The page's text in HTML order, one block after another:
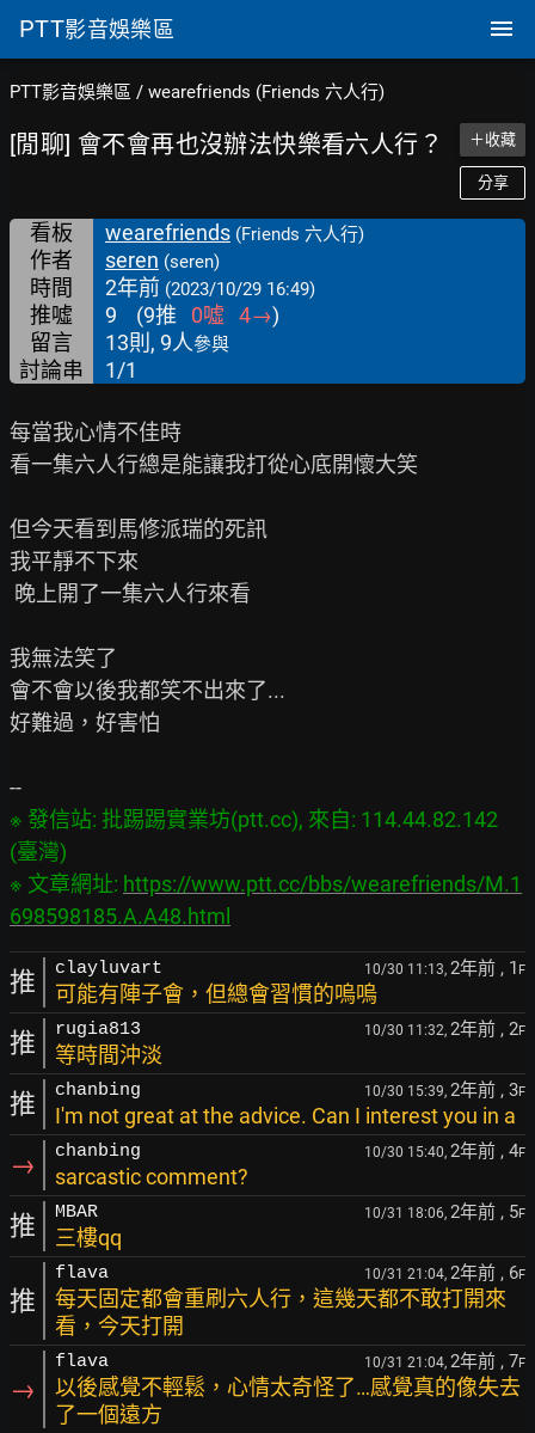
PTT影音娛樂區
PTT影音娛樂區 / wearefriends (Friends 六人行)
[閒聊] 會不會再也沒辦法快樂看六人行？ ＋收藏
分享
看板 wearefriends (Friends 六人行)
作者 seren (seren)
時間 2年前 (2023/10/29 16:49)
推噓 9 (9推 0噓 4→)
留言
13則, 9人參與
討論串 1/1
每當我心情不佳時
看一集六人行總是能讓我打從心底開懷大笑
但今天看到馬修派瑞的死訊
我平靜不下來
我無法笑了
會不會以後我都笑不出來了...
好難過，好害怕
※ 發信站: 批踢踢實業坊(ptt.cc), 來自: 114.44.82.142
(臺灣)
※ 文章網址: https://www.ptt.cc/bbs/wearefriends/M.1
698598185.A.A48.html
推 clayluvart 10/30 11:13, 2年前 , 1 F
可能有陣子會，但總會習慣的嗚嗚
推 rugia813 10/30 11:32, 2年前 , 2F
等時間沖淡
推 chanbing 10/30 15:39, 2年前 , 3F
I'm not great at the advice. Can I interest you in a
→ chanbing 10/30 15:40, 2年前 , 4F
sarcastic comment?
推 MBAR 10/31 18:06, 2年前 , 5F
三樓qq
推
flava 10/31 21:04, 2年前 , 6F
每天固定都會重刷六人行，這幾天都不敢打開來
看，今天打開
→
flava 10/31 21:04, 2年前 , 7F
以後感覺不輕鬆，心情太奇怪了…感覺真的像失去
了一個遠方